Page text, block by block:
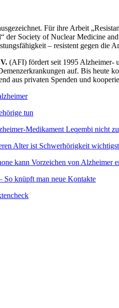
Für ihre Arbeit
der Society of Nuclear Medicine
– resistent gegen die
(AFI) fördert seit 1995 Alzheimer-
auf. Bis heute
aus privaten Spenden und
tun
Medikament Leqembi nicht zu
Alter ist Schwerhörigkeit
kann Vorzeichen von Alzheimer
knüpft man neue Kontakte